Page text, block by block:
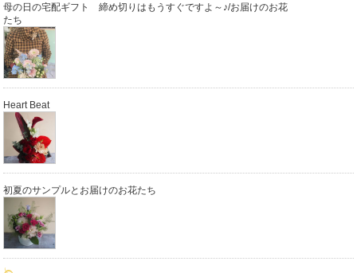
母の日の宅配ギフト 締め切りはもうすぐですよ～♪/お届けのお花
たち
Heart Beat
初夏のサンプルとお届けのお花たち